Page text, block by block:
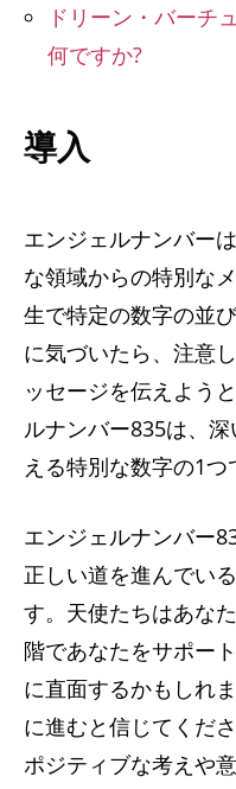
ドリーン・バーチ
何ですか?
導入
エンジェルナンバー
な領域からの特別な
生で特定の数字の並
に気づいたら、注意
ッセージを伝えよう
ルナンバー835は、
える特別な数字の1つ
エンジェルナンバー
正しい道を進んでい
す。天使たちはあな
階であなたをサポー
に直面するかもしれ
に進むと信じてくだ
ポジティブな考えや